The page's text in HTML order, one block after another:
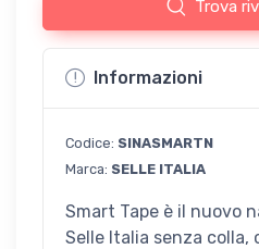
Trova
Informazioni
Codice: SINASMARTN
Marca: SELLE ITALIA
Smart Tape è il nuovo
Selle Italia senza colla,